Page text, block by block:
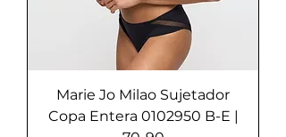
Marie Jo Milao Sujetador
Copa Entera 0102950 B-E |